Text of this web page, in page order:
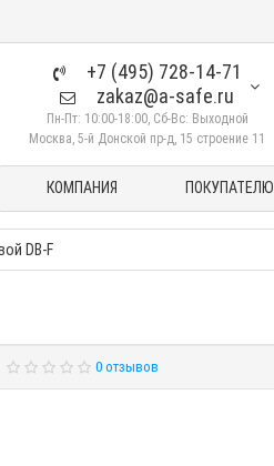
+7 (495) 728-14-71
zakaz@a-safe.ru
Пн-Пт: 10:00-18:00, Сб-Вс: Выходной
Москва, 5-й Донской пр-д, 15 строение 11
КОМПАНИЯ ПОКУПАТЕЛЮ
DB-F
0 отзывов